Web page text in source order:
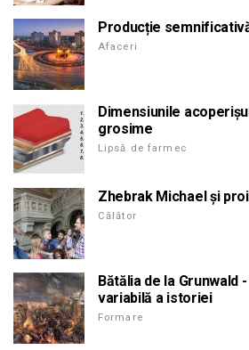
Producție
Afaceri
Dimensiunile
grosime
Lipsă de farmec
Zhebrak Michael și
Călător
Bătălia de la Grunwald
variabilă a istoriei
Formare